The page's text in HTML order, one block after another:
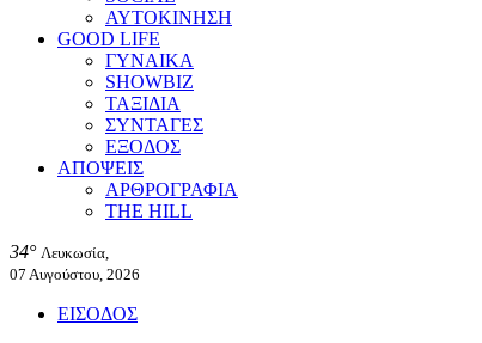
ΑΥΤΟΚΙΝΗΣΗ
GOOD LIFE
ΓΥΝΑΙΚΑ
SHOWBIZ
ΤΑΞΙΔΙΑ
ΣΥΝΤΑΓΕΣ
ΕΞΟΔΟΣ
ΑΠΟΨΕΙΣ
ΑΡΘΡΟΓΡΑΦΙΑ
THE HILL
34° Λευκωσία,
07 Αυγούστου, 2026
ΕΙΣΟΔΟΣ